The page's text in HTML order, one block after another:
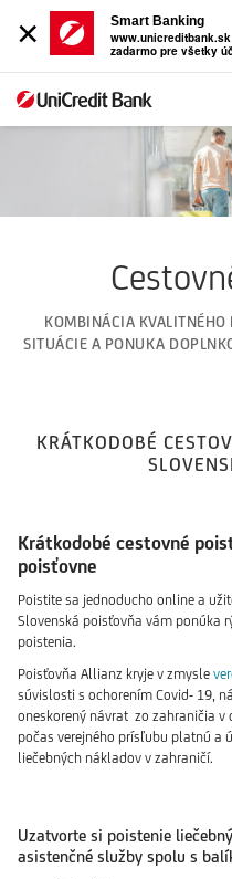
×
Smart Banking
www.unicreditbank.sk
zadarmo pre všetky
Cestovné
poistenie,
dojednanie
KOMBINÁCIA KVALITNÉHO
SITUÁCIE A PONUKA
KRÁTKODOBÉ
Krátkodobé cestovné
poisťovne
Poistite sa jednoducho online a
Slovenská poisťovňa vám ponúka
poistenia.
Poisťovňa Allianz kryje v zmysle
súvislosti s ochorením Covid- 19,
oneskorený návrat zo zahraničia v
počas verejného prísľubu platnú a
liečebných nákladov v zahraničí.
Uzatvorte si poistenie
asistenčné služby spolu s